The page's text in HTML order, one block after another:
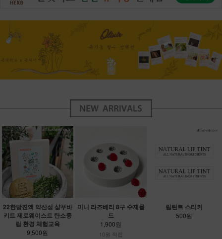
22한방진액 약산성 샴푸바
키트 제로웨이스트 탄소중
립 환경 체험교육
9,500원
미니 라즈베리 8구 수제몰
드
1,900원
10원 적립
립틴트 스티커
500원